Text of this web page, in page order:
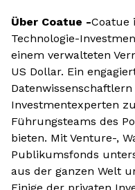
Über Coatue -Coatue
Technologie-
einem verwalteten
US Dollar. Ein
Investmentexperten
Führungsteams des
bieten. Mit Venture-,
Publikumsfonds
aus der ganzen Welt